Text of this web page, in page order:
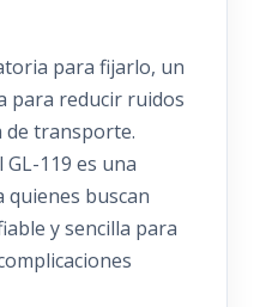
para fijarlo, un
para reducir ruidos
de transporte.
119 es una
quienes buscan
y sencilla para